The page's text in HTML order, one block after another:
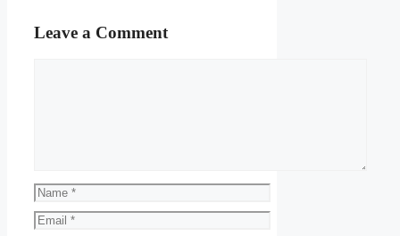
Leave a Comment
Name
Email